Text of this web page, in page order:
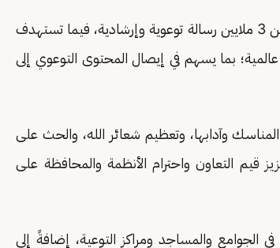
وبلغ عدد الرسائل التي بثتها الوزارة منذ بدء موسم الحج أكثر من 3 ملايين رسالة توعوية وإرشادية، فيما تستهدف
لغات عالمية؛ بما يسهم في إيصال المحتوى التوعوي إلى
وآدابها، وتعظيم شعائر الله، والحث على
قيم التعاون واحترام الأنظمة والمحافظة على
الجوامع والمساجد ومراكز التوعية، إضافةً إلى